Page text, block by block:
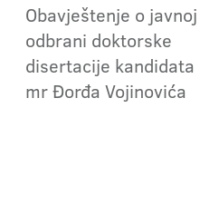
Obavještenje o javnoj
odbrani doktorske
disertacije kandidata
mr Đorđa Vojinovića